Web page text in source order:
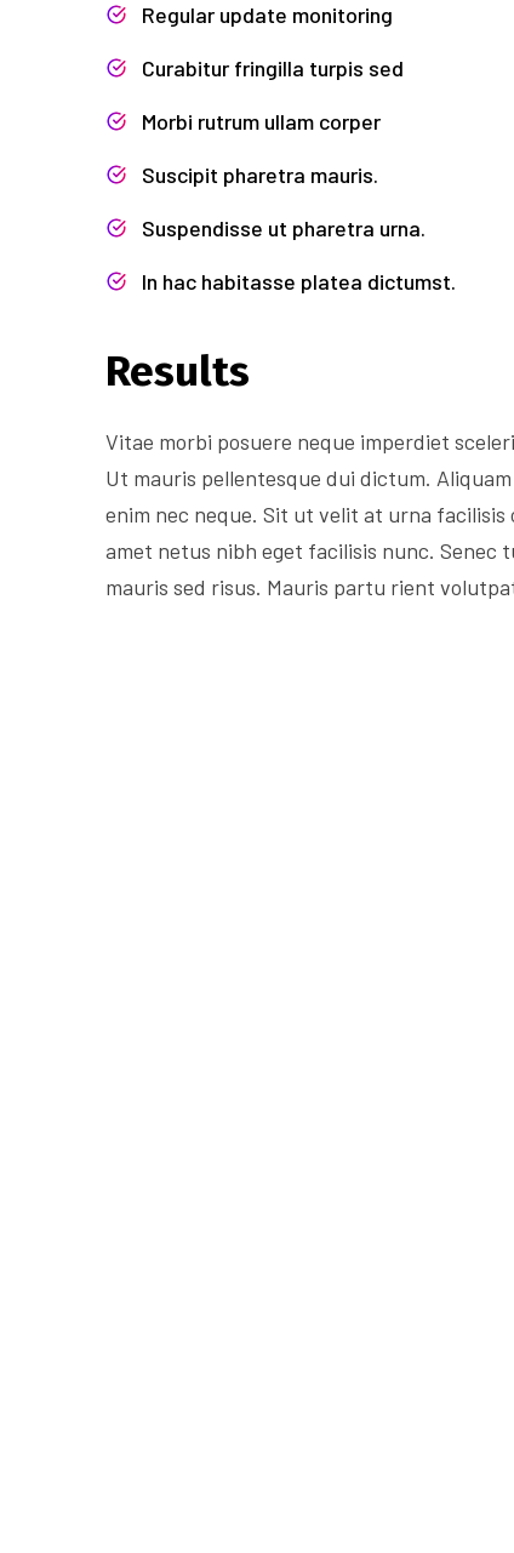
Regular update monitoring
Curabitur fringilla turpis sed
Morbi rutrum ullam corper
Suscipit pharetra mauris.
Suspendisse ut pharetra urna.
In hac habitasse platea dictumst.
Results
Vitae morbi posuere neque imperdiet
Ut mauris pellentesque dui dictum.
enim nec neque. Sit ut velit at urna
amet netus nibh eget facilisis nunc. Senec
mauris sed risus. Mauris partu rient